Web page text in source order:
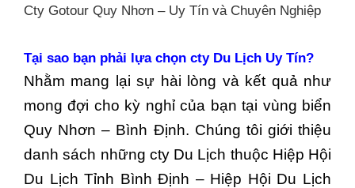
Cty Gotour Quy Nhơn – Uy Tín và Chuyên Nghiệp
Tại sao bạn phải lựa chọn cty Du Lịch Uy Tín?
Nhằm mang lại sự hài lòng và kết quả như
mong đợi cho kỳ nghỉ của bạn tại vùng biển
Quy Nhơn – Bình Định. Chúng tôi giới thiệu
danh sách những cty Du Lịch thuộc Hiệp Hội
Du Lịch Tỉnh Bình Định – Hiệp Hội Du Lịch